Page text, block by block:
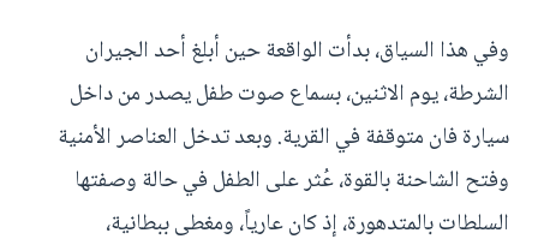
وفي هذا السياق، بدأت الواقعة حين أبلغ أحد الجيران
الشرطة، يوم الاثنين، بسماع صوت طفل يصدر من داخل
سيارة فان متوقفة في القرية. وبعد تدخل العناصر الأمنية
وفتح الشاحنة بالقوة، عُثر على الطفل في حالة وصفتها
السلطات بالمتدهورة، إذ كان عارياً، ومغطى ببطانية،